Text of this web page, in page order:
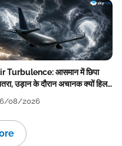
Turbulence: आसमान में छिपा
उड़ान के दौरान अचानक क्यों हिलने
08/2026